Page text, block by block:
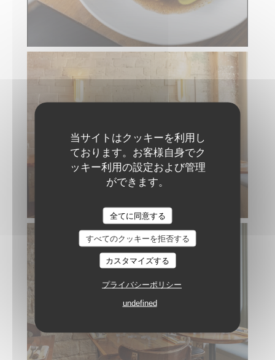
当サイトはクッキーを利用し
ております。お客様自身でク
ッキー利用の設定および管理
ができます。
全てに同意する
すべてのクッキーを拒否する
カスタマイズする
プライバシーポリシー
undefined
BLANCA RESTAURANT